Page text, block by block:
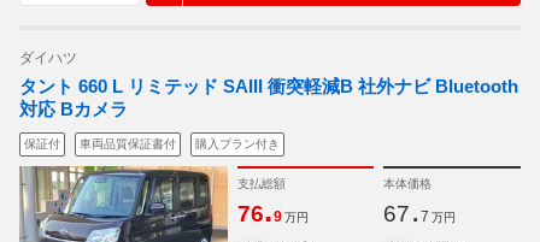
ダイハツ
タント 660 L リミテッド SAIII 衝突軽減B 社外ナビ Bluetooth
対応 Bカメラ
保証付 車両品質保証書付 購入プラン付き
支払総額
76.9 万円
本体価格
67. 7 万円